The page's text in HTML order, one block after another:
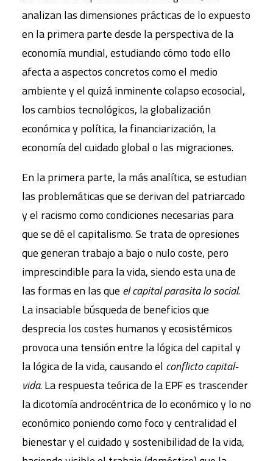
analizan las dimensiones prácticas de lo expuesto
en la primera parte desde la perspectiva de la
economía mundial, estudiando cómo todo ello
afecta a aspectos concretos como el medio
ambiente y el quizá inminente colapso ecosocial,
los cambios tecnológicos, la globalización
económica y política, la financiarización, la
economía del cuidado global o las migraciones.
En la primera parte, la más analítica, se estudian
las problemáticas que se derivan del patriarcado
y el racismo como condiciones necesarias para
que se dé el capitalismo. Se trata de opresiones
que generan trabajo a bajo o nulo coste, pero
imprescindible para la vida, siendo esta una de
las formas en las que el capital parasita lo social.
La insaciable búsqueda de beneficios que
desprecia los costes humanos y ecosistémicos
provoca una tensión entre la lógica del capital y
la lógica de la vida, causando el conflicto capital-
vida. La respuesta teórica de laEPFes trascender
la dicotomía androcéntrica de lo económico y lo no
económico poniendo como foco y centralidad el
bienestar y el cuidado y sostenibilidad de la vida,